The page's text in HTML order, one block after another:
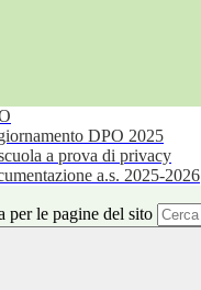
DPO 2025
a prova di privacy
a.s. 2025-2026
per le pagine del sito